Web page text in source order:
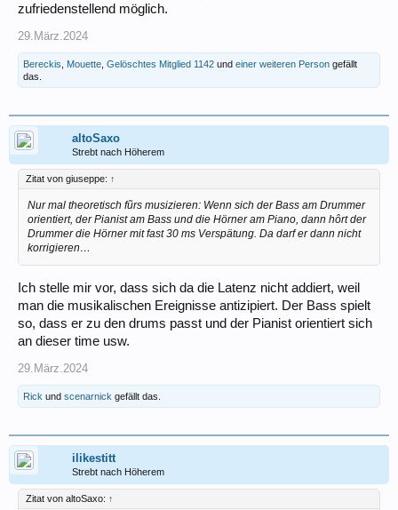
zufriedenstellend möglich.
29.März.2024
Bereckis Mouette Gelöschtes Mitglied 1142 und einer weiteren Person gefällt
das.
altoSaxo
Strebt nach Höherem
Zitat von giuseppe: ↑
Nur mal theoretisch fũrs musizieren: Wenn sich der Bass am Drummer
orientiert, der Pianist am Bass und die Hörner am Piano, dann hôrt der
Drummer die Hörner mit fast 30 ms Verspätung. Da darf er dann nicht
korrigieren…
Ich stelle mir vor, dass sich da die Latenz nicht addiert, weil
man die musikalischen Ereignisse antizipiert. Der Bass spielt
so, dass er zu den drums passt und der Pianist orientiert sich
an dieser time usw.
29.März.2024
Rick und scenarnick gefällt das.
ilikestitt
Strebt nach Höherem
Zitat von altoSaxo: ↑